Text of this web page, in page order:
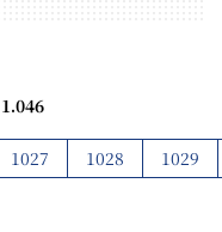
1.046
1027 1028 1029